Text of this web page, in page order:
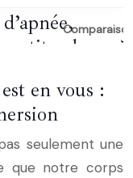
en vous :
seulement une
que notre corps